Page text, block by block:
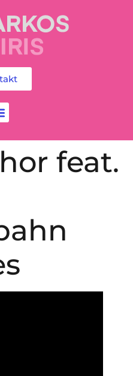
feat.